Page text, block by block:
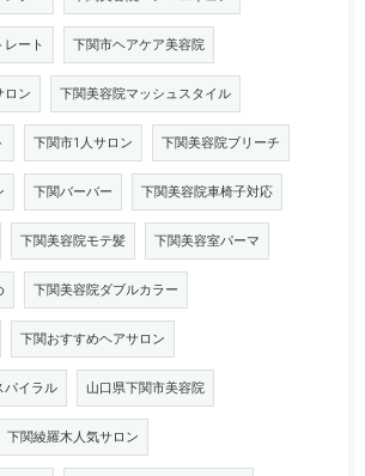
ート 下関市ヘアケア美容院
ロン 下関美容院マッシュスタイル
下関市1人サロン 下関美容院ブリーチ
下関バーバー 下関美容院車椅子対応
下関美容院モテ髪 下関美容室パーマ
下関美容院ダブルカラー
下関おすすめヘアサロン
パイラル 山口県下関市美容院
下関綾羅木人気サロン